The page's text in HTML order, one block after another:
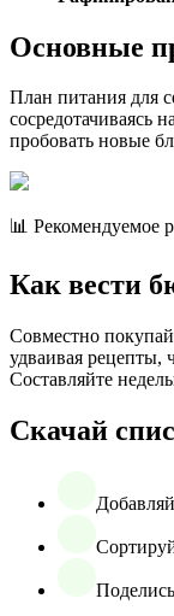
Основные
План питания для
сосредотачиваясь
пробовать новые
📊 Рекомендуемое
Как вести
Совместно
удваивая
Составляйте
Скачай